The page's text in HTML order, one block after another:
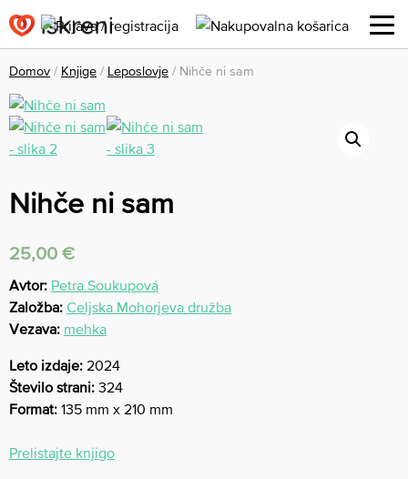
Domov / Knjige / Leposlovje / Nihče ni sam
Nihče ni sam
25,00 €
Avtor: Petra Soukupová
Založba: Celjska Mohorjeva družba
Vezava: mehka
Leto izdaje: 2024
Število strani: 324
Format: 135 mm x 210 mm
Prelistajte knjigo